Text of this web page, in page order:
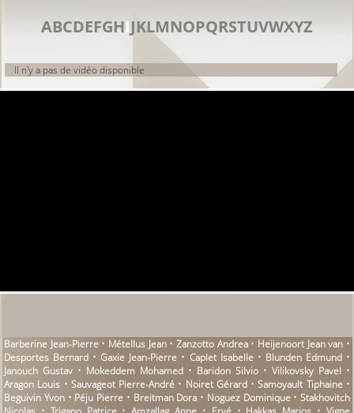
ABCDEFGHIJKLMNOPQRSTUVWXYZ
Il n'y a pas de vidéo disponible
Barberine Jean-Pierre • Métellus Jean • Zanzotto Andrea • Heijenoort Jean van •
Desportes Bernard • Gaxie Jean-Pierre • Caplet Isabelle • Blunden Edmund •
Janouch Gustav • Mokeddem Mohamed • Baridon Silvio • Vilikovsky Pavel •
Aragon Louis • Sauvageot Pierre-André • Noiret Gérard • Samoyault Tiphaine •
Beguivin Yvon • Péju Pierre • Breitman Dora • Noguez Dominique • Stakhovitch